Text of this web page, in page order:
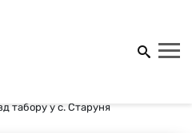
табору у с. Старуня